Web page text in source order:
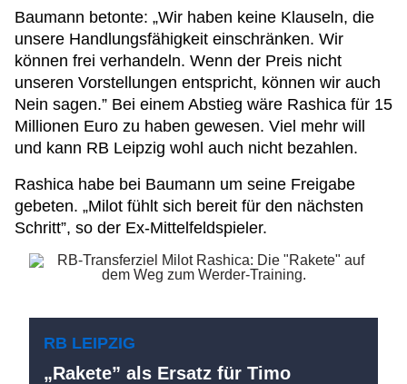
Baumann betonte: „Wir haben keine Klauseln, die
unsere Handlungsfähigkeit einschränken. Wir
können frei verhandeln. Wenn der Preis nicht
unseren Vorstellungen entspricht, können wir auch
Nein sagen.” Bei einem Abstieg wäre Rashica für 15
Millionen Euro zu haben gewesen. Viel mehr will
und kann RB Leipzig wohl auch nicht bezahlen.
Rashica habe bei Baumann um seine Freigabe
gebeten. „Milot fühlt sich bereit für den nächsten
Schritt”, so der Ex-Mittelfeldspieler.
RB LEIPZIG
„Rakete” als Ersatz für Timo